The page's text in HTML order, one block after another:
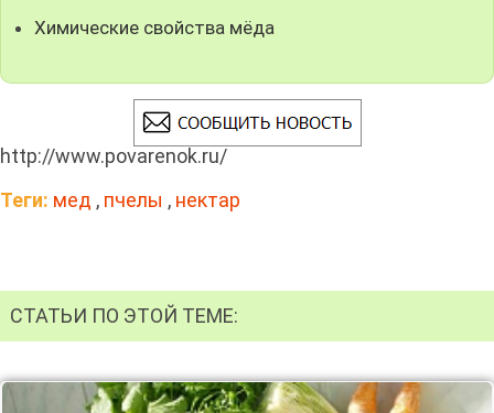
Химические свойства мёда
http://www.povarenok.ru/
Теги: мед , пчелы , нектар
СТАТЬИ ПО ЭТОЙ ТЕМЕ: